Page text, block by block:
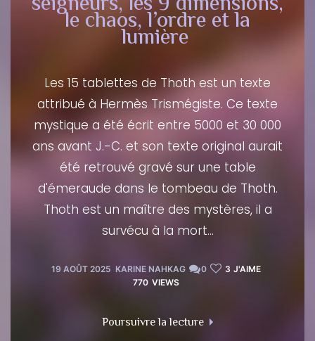
le chaos, l’ordre et la
lumière
Les 15 tablettes de Thoth est un texte
attribué à Hermès Trismégiste. Ce texte
mystique a été écrit entre 5000 et 30 000
ans avant J.-C. et son texte original aurait
été retrouvé gravé sur une table
d'émeraude dans le tombeau de Thoth.
Thoth est un maître des mystères, il a
survécu à la mort…
19 AOÛT 2025 KARINE NAHKAG 0 3 J'AIME
770 VIEWS
Poursuivre la lecture